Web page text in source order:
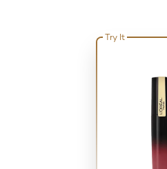
Try It